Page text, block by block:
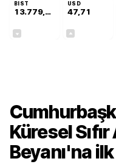
BIST
13.779,39
USD
47,71
Küresel
Beyanı'na